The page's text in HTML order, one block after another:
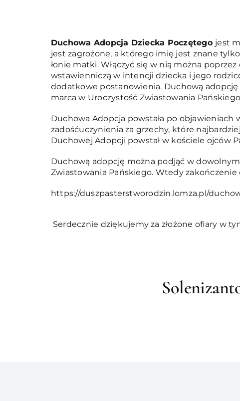
Duchowa Adopcja Dziecka Poczętego jest
jest zagrożone, a którego imię jest znane
łonie matki. Włączyć się w nią można
wstawienniczą w intencji dziecka i jego
dodatkowe postanowienia. Duchową adopcję
marca w Uroczystość Zwiastowania
Duchowa Adopcja powstała po
zadośćuczynienia za grzechy, które
Duchowej Adopcji powstał w kościele ojców
Duchową adopcję można podjąć w
Zwiastowania Pańskiego. Wtedy
https://duszpasterstworodzin.lomza.pl/
Serdecznie dziękujemy za złożone ofiary w